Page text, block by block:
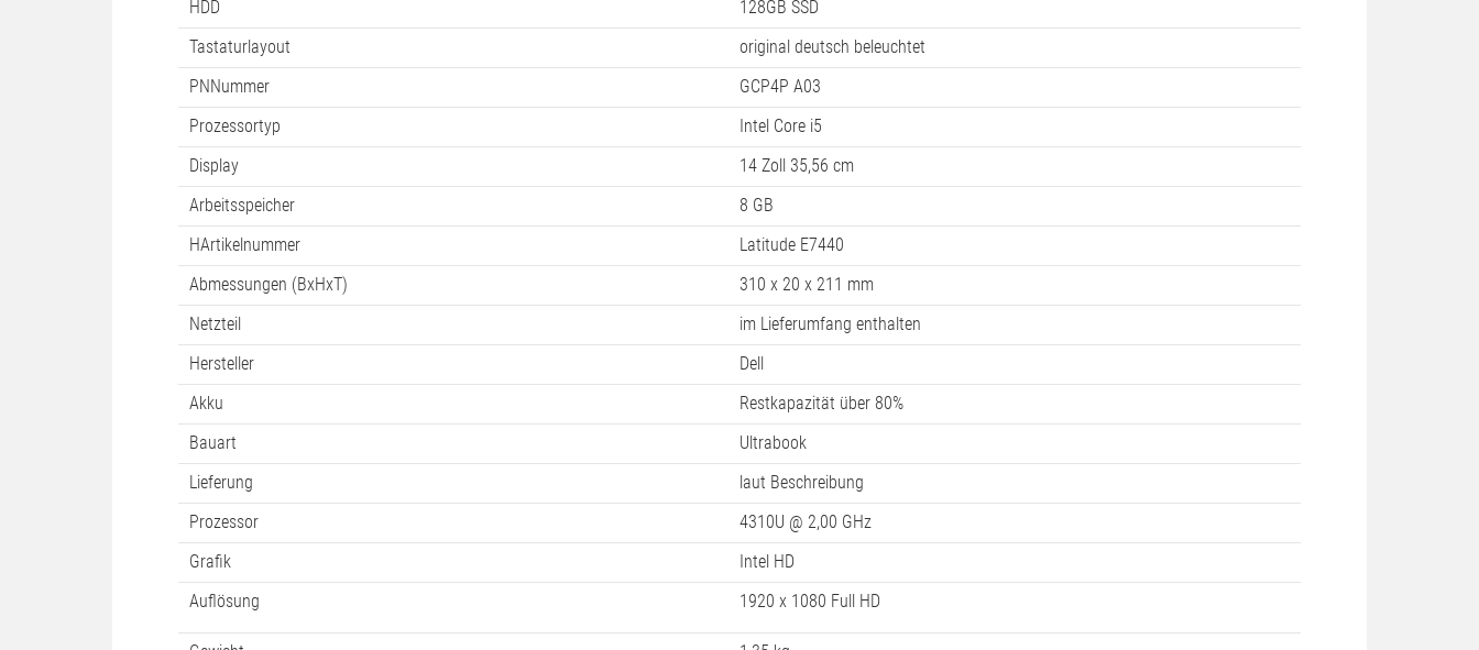
Technische Daten
Zustand
B-Ware
Beschreibung
gebraucht, Kratzer am Gehäuse, Gehäuseriss
Fehler
Tastatur schwergängig
Spezifikationen
HDD
128GB SSD
Tastaturlayout
original deutsch beleuchtet
PNNummer
GCP4P A03
Prozessortyp
Intel Core i5
Display
14 Zoll 35,56 cm
Arbeitsspeicher
8 GB
HArtikelnummer
Latitude E7440
Abmessungen (BxHxT)
310 x 20 x 211 mm
Netzteil
im Lieferumfang enthalten
Hersteller
Dell